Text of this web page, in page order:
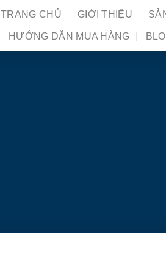
TRANG CHỦ GIỚI THIỆU
HƯỚNG DẪN MUA HÀNG